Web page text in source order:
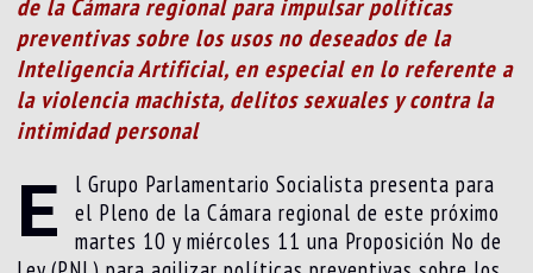
de la Cámara regional para impulsar políticas
preventivas sobre los usos no deseados de la
Inteligencia Artificial, en especial en lo referente a
la violencia machista, delitos sexuales y contra la
intimidad personal
E
l Grupo Parlamentario Socialista presenta para
el Pleno de la Cámara regional de este próximo
martes 10 y miércoles 11 una Proposición No de